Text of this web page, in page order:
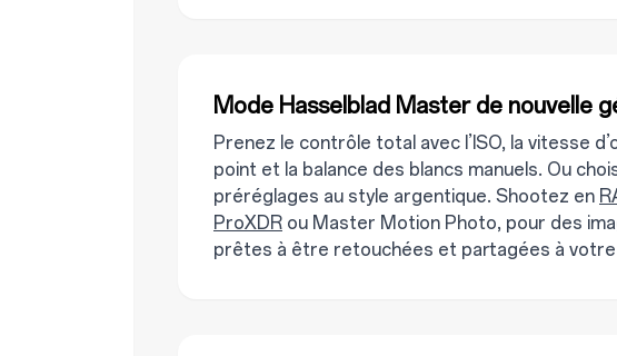
Mode Hasselblad Master de nouvelle
Prenez le contrôle total avec l’ISO, la vitesse
point et la balance des blancs manuels. Ou
préréglages au style argentique. Shootez en
ProXDR ou Master Motion Photo, pour des
prêtes à être retouchées et partagées à votre